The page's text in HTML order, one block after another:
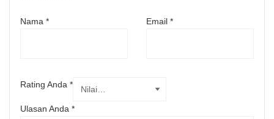
Nama * Email *
Rating Anda *
Ulasan Anda *